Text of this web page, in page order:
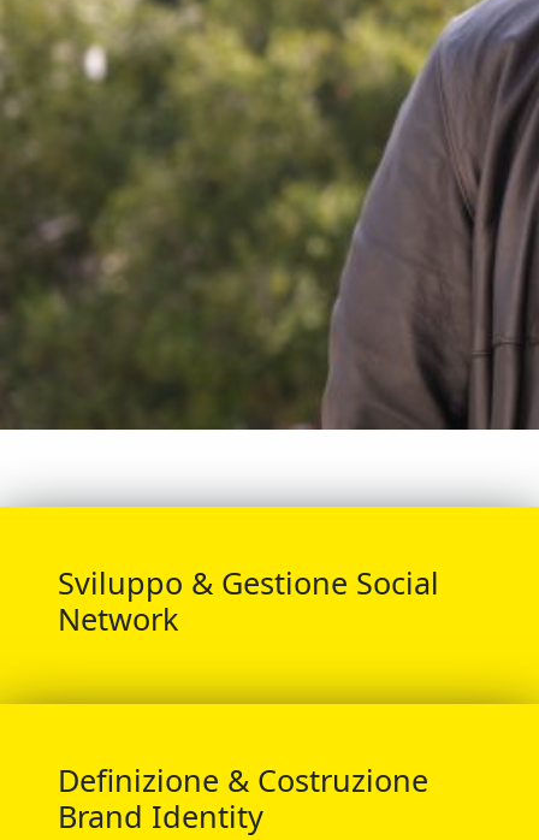
Sviluppo & Gestione Social
Network
Definizione & Costruzione
Brand Identity